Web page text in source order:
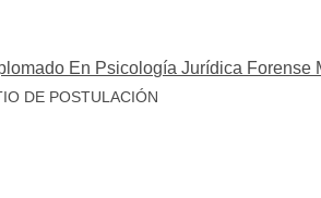
En Psicología Jurídica
DE POSTULACIÓN